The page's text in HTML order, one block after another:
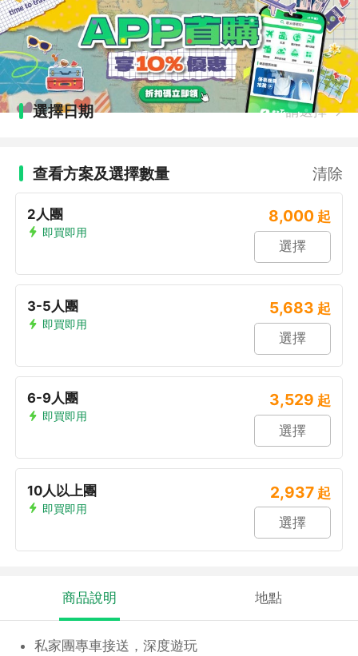
選擇日期 請選擇
查看方案及選擇數量 清除
2人團
即買即用
8,000 起
選擇
3-5人團
即買即用
5,683 起
選擇
6-9人團
即買即用
3,529 起
選擇
10人以上團
即買即用
2,937 起
選擇
商品說明 地點
私家團專車接送，深度遊玩